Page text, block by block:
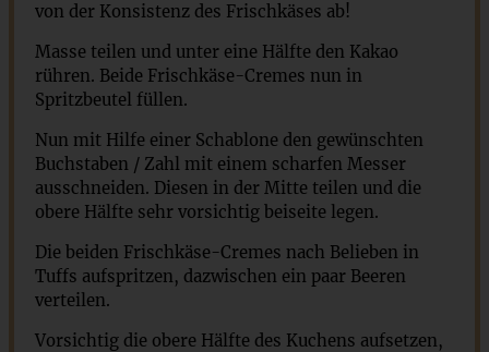
von der Konsistenz des Frischkäses ab!
Masse teilen und unter eine Hälfte den Kakao
rühren. Beide Frischkäse-Cremes nun in
Spritzbeutel füllen.
Nun mit Hilfe einer Schablone den gewünschten
Buchstaben / Zahl mit einem scharfen Messer
ausschneiden. Diesen in der Mitte teilen und die
obere Hälfte sehr vorsichtig beiseite legen.
Die beiden Frischkäse-Cremes nach Belieben in
Tuffs aufspritzen, dazwischen ein paar Beeren
verteilen.
Vorsichtig die obere Hälfte des Kuchens aufsetzen,